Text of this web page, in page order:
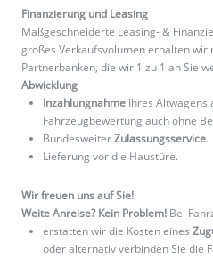
Finanzierung und Leasing
Maßgeschneiderte Leasing- &
großes Verkaufsvolumen erhalten wir
Partnerbanken, die wir 1 zu 1 an Sie
Abwicklung
Inzahlungnahme Ihres Altwagens
Fahrzeugbewertung auch ohne
BundesweiterZulassungsservice.
Lieferung vor die Haustüre.
Wir freuen uns auf Sie!
Weite Anreise? Kein Problem! Bei
erstatten wir die Kosten eines
oder alternativ verbinden Sie die